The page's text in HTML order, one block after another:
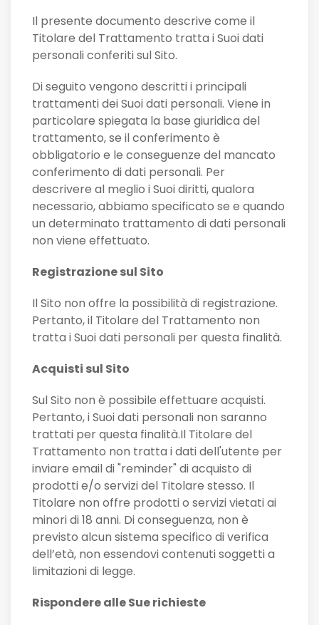
Il presente documento descrive come il
Titolare del Trattamento tratta i Suoi dati
personali conferiti sul Sito.
Di seguito vengono descritti i principali
trattamenti dei Suoi dati personali. Viene in
particolare spiegata la base giuridica del
trattamento, se il conferimento è
obbligatorio e le conseguenze del mancato
conferimento di dati personali. Per
descrivere al meglio i Suoi diritti, qualora
necessario, abbiamo specificato se e quando
un determinato trattamento di dati personali
non viene effettuato.
Registrazione sul Sito
Il Sito non offre la possibilità di registrazione.
Pertanto, il Titolare del Trattamento non
tratta i Suoi dati personali per questa finalità.
Acquisti sul Sito
Sul Sito non è possibile effettuare acquisti.
Pertanto, i Suoi dati personali non saranno
trattati per questa finalità.Il Titolare del
Trattamento non tratta i dati dell'utente per
inviare email di "reminder" di acquisto di
prodotti e/o servizi del Titolare stesso. Il
Titolare non offre prodotti o servizi vietati ai
minori di 18 anni. Di conseguenza, non è
previsto alcun sistema specifico di verifica
dell’età, non essendovi contenuti soggetti a
limitazioni di legge.
Rispondere alle Sue richieste